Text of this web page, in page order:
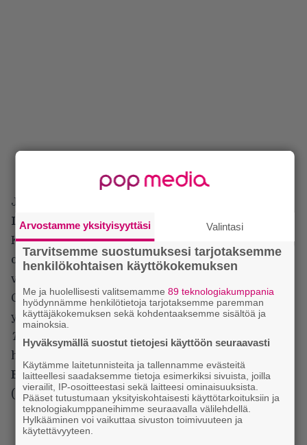
Jemin sisko ja Dougin entinen heila Krista (
Lively) on elintapojensa kuluttama yksinhuoltaja.
Kristan vastapari elokuvassa on koulutettu ja
omanarvotuntoinen Claire, johon Doug alkaa tuntea
vetoa samalla, kun kokee saaneensa tarpeekseen
Charlestownin tavoista. Doug painostetaan vielä
yhteen ryöstökeikkaan, josta hän toivoo viimeistään.
The Town
on mainiosti roolitettu ja
henkilöohjauskin toimii. Etenkin
Bigelown Oscar-palkitussaThe Hurt Lockerissa
(2008) näytellyt Jeremy Renner esiintyy väkevästi.
Arvostamme yksityisyyttäsi Valintasi
Tarvitsemme suostumuksesi tarjotaksemme
henkilökohtaisen käyttökokemuksen
Me ja huolellisesti valitsemamme 89 teknologiakumppania
hyödynnämme henkilötietoja tarjotaksemme paremman
käyttäjäkokemuksen sekä kohdentaaksemme sisältöä ja
mainoksia.
Hyväksymällä suostut tietojesi käyttöön seuraavasti
Käytämme laitetunnisteita ja tallennamme evästeitä
laitteellesi saadaksemme tietoja esimerkiksi sivuista, joilla
vierailit, IP-osoitteestasi sekä laitteesi ominaisuuksista.
Pääset tutustumaan yksityiskohtaisesti käyttötarkoituksiin ja
teknologiakumppaneihimme seuraavalla välilehdellä.
Hylkääminen voi vaikuttaa sivuston toimivuuteen ja
käytettävyyteen.